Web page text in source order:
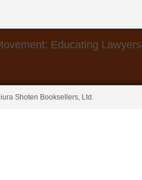
Educating
Shoten Booksellers, Ltd.